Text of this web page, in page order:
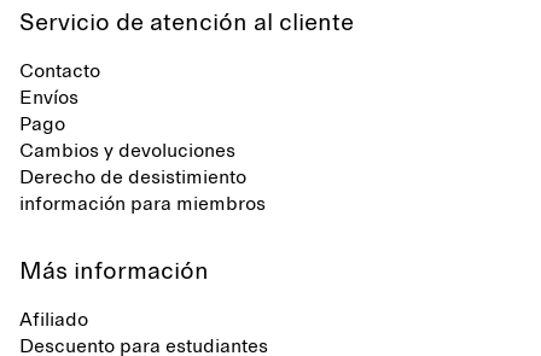
Servicio de atención al cliente
Contacto
Envíos
Pago
Cambios y devoluciones
Derecho de desistimiento
información para miembros
Más información
Afiliado
Descuento para estudiantes